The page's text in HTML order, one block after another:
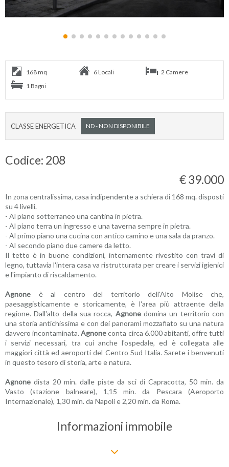
168 mq 6 Locali
2 Camere
1 Bagni
CLASSE ENERGETICA ND - NON DISPONIBILE
Codice: 208
€ 39.000
In zona centralissima, casa indipendente a schiera di 168 mq. disposti
su 4 livelli.
- Al piano sotterraneo una cantina in pietra.
- Al piano terra un ingresso e una taverna sempre in pietra.
- Al primo piano una cucina con antico camino e una sala da pranzo.
- Al secondo piano due camere da letto.
Il tetto è in buone condizioni, internamente rivestito con travi di
legno, tuttavia l'intera casa va ristrutturata per creare i servizi igienici
e l'impianto di riscaldamento.
Agnone è al centro del territorio dell'Alto Molise che,
paesaggisticamente e storicamente, è l'area più attraente della
regione. Dall'alto della sua rocca, Agnonedomina un territorio con
una storia antichissima e con dei panorami mozzafiato su una natura
davvero incontaminata.Agnoneconta circa 6.000 abitanti, offre tutti
i servizi necessari, tra cui anche l'ospedale, ed è collegata alle
maggiori città ed aeroporti del Centro Sud Italia. Sarete i benvenuti
in questo tesoro di storia, arte e natura.
Agnone dista 20 min. dalle piste da sci di Capracotta, 50 min. da
Vasto (stazione balneare), 1,15 min. da Pescara (Aeroporto
Internazionale), 1,30 min. da Napoli e 2,20 min. da Roma.
Informazioni immobile